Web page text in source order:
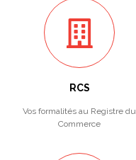
RCS
Vos formalités au Registre du
Commerce